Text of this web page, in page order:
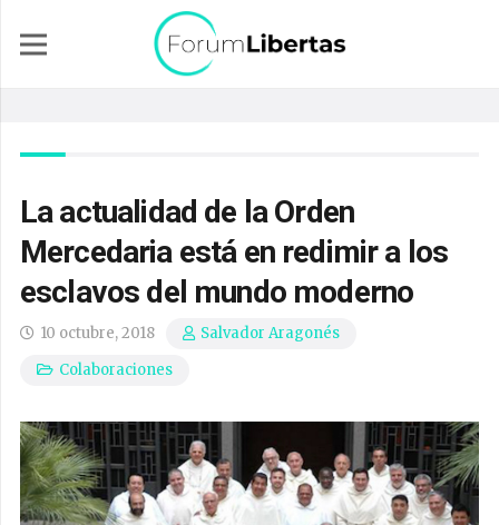
La actualidad de la Orden
Mercedaria está en redimir a los
esclavos del mundo moderno
10 octubre, 2018
Salvador Aragonés
Colaboraciones